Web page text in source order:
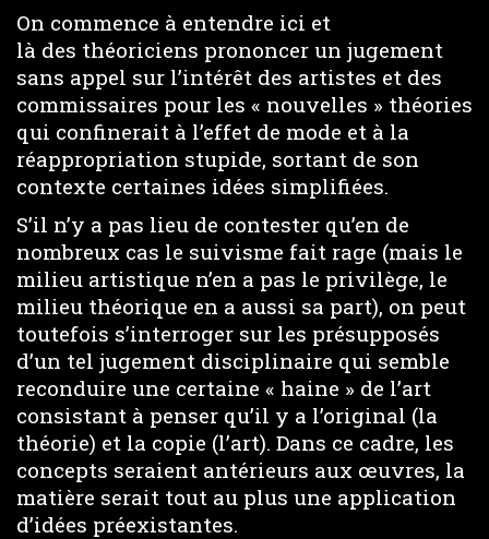
On commence à entendre ici et
là des théoriciens prononcer un jugement
sans appel sur l’intérêt des artistes et des
commissaires pour les « nouvelles » théories
qui confinerait à l’effet de mode et à la
réappropriation stupide, sortant de son
contexte certaines idées simplifiées.
S’il n’y a pas lieu de contester qu’en de
nombreux cas le suivisme fait rage (mais le
milieu artistique n’en a pas le privilège, le
milieu théorique en a aussi sa part), on peut
toutefois s’interroger sur les présupposés
d’un tel jugement disciplinaire qui semble
reconduire une certaine « haine » de l’art
consistant à penser qu’il y a l’original (la
théorie) et la copie (l’art). Dans ce cadre, les
concepts seraient antérieurs aux œuvres, la
matière serait tout au plus une application
d’idées préexistantes.